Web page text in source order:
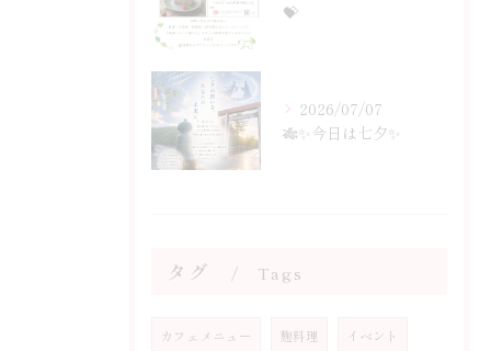
💝
2026/07/07
🎋✨今日は七夕✨
タグ Tags
カフェメニュー 麹料理 イベント